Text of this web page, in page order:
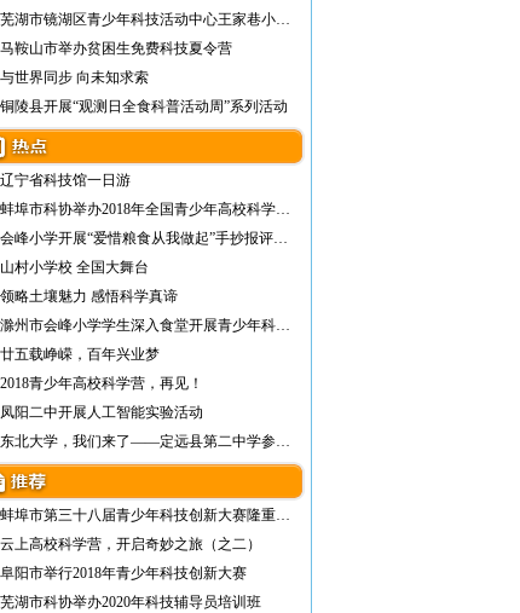
芜湖市镜湖区青少年科技活动中心王家巷小学举…
马鞍山市举办贫困生免费科技夏令营
与世界同步 向未知求索
铜陵县开展“观测日全食科普活动周”系列活动
辽宁省科技馆一日游
蚌埠市科协举办2018年全国青少年高校科学营蚌埠营员营前培训暨欢送仪式
会峰小学开展“爱惜粮食从我做起”手抄报评比活动
山村小学校 全国大舞台
领略土壤魅力 感悟科学真谛
滁州市会峰小学学生深入食堂开展青少年科学调查体验活动
廿五载峥嵘，百年兴业梦
2018青少年高校科学营，再见！
凤阳二中开展人工智能实验活动
东北大学，我们来了——定远县第二中学参加2018年青少年高校科学营东北大学分营纪实报道
蚌埠市第三十八届青少年科技创新大赛隆重举行
云上高校科学营，开启奇妙之旅（之二）
阜阳市举行2018年青少年科技创新大赛
芜湖市科协举办2020年科技辅导员培训班